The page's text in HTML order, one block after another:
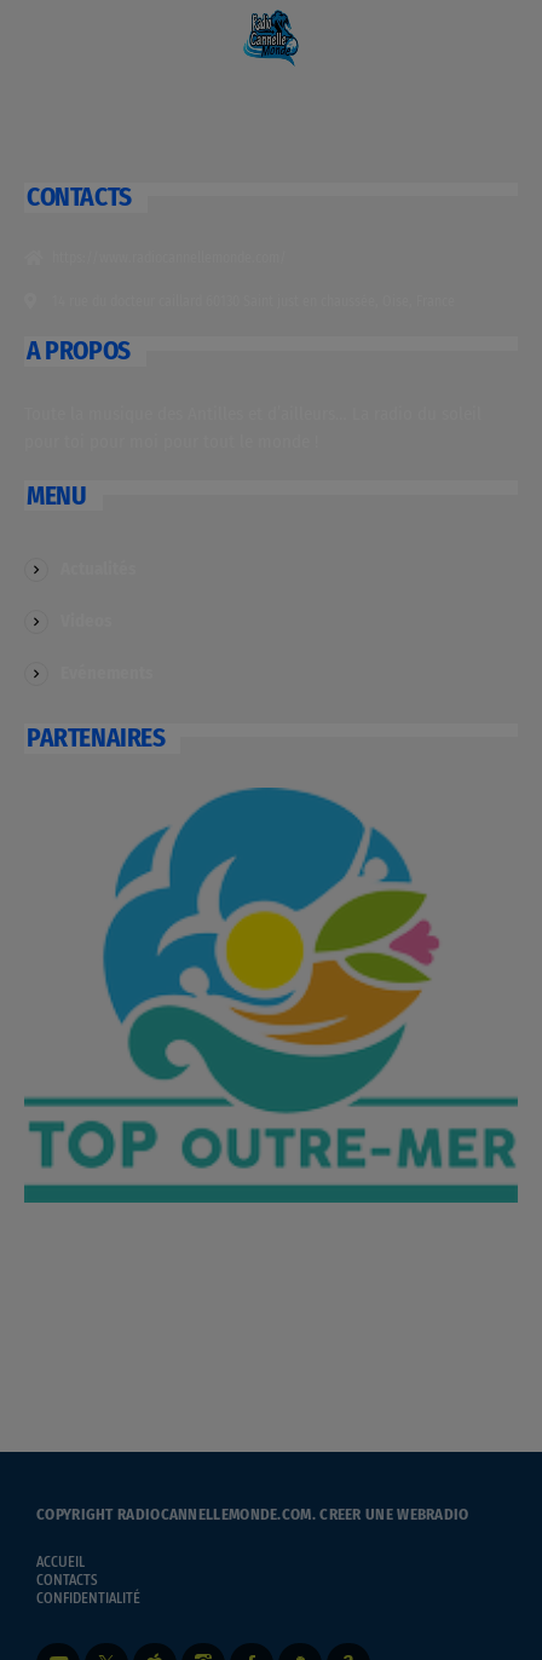
CONTACTS
A PROPOS
MENU
PARTENAIRES
COPYRIGHT RADIOCANNELLEMONDE.COM.CREER UNE WEBRADIO
ACCUEIL
CONTACTS
CONFIDENTIALITÉ